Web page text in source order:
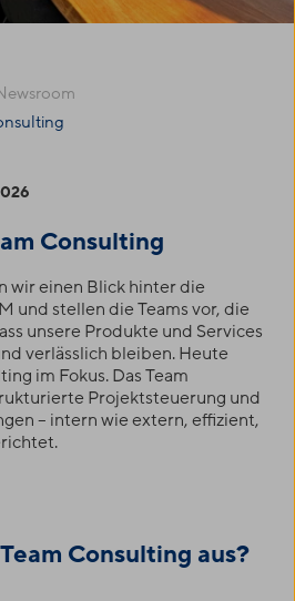
Consulting
wir einen Blick hinter die
und stellen die Teams vor, die
unsere Produkte und Services
verlässlich bleiben. Heute
im Fokus. Das Team
Projektsteuerung und
– intern wie extern, effizient,
Consulting aus?